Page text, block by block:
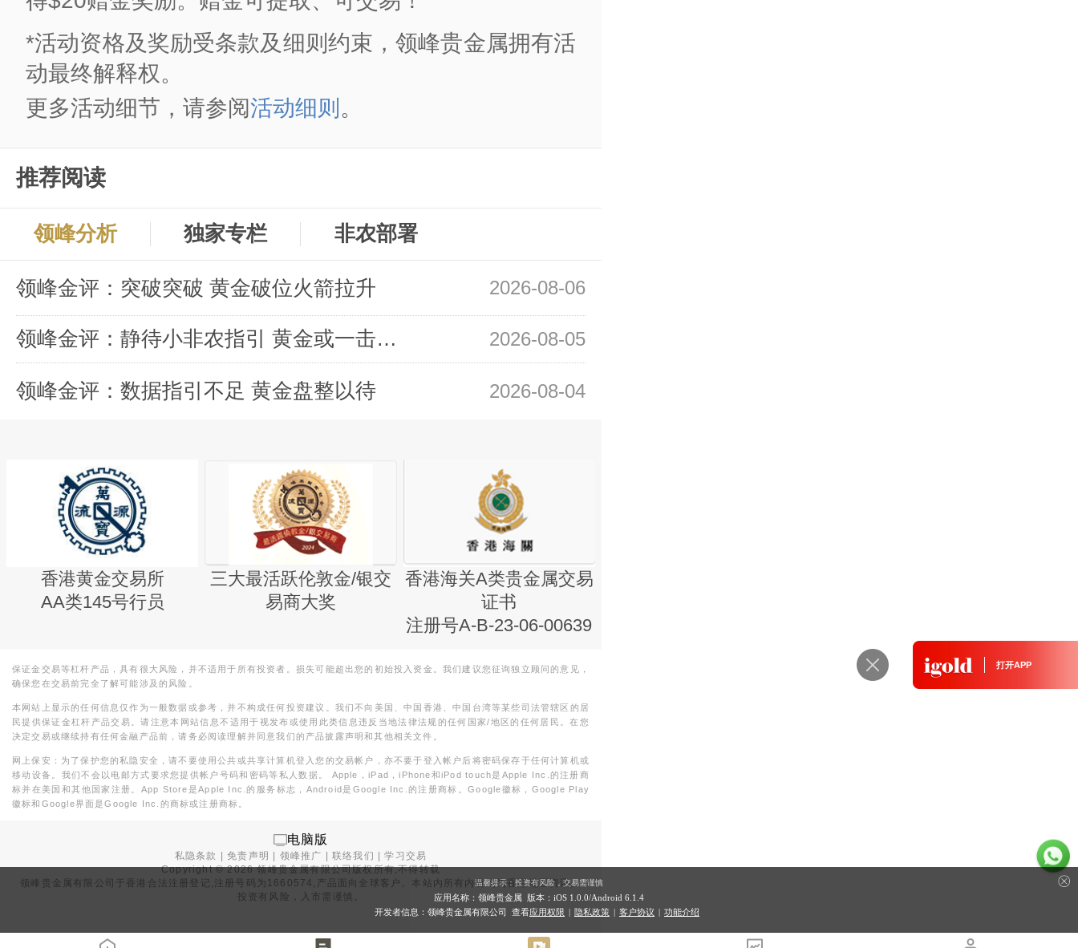
*活动资格及奖励受条款及细则约束，领峰贵金属拥有活
动最终解释权。
更多活动细节，请参阅活动细则 。
推荐阅读
领峰分析 独家专栏 非农部署
领峰金评：突破突破 黄金破位火箭拉升 2026-08-06
领峰金评：静待小非农指引 黄金或一击破局 2026-08-05
领峰金评：数据指引不足 黄金盘整以待 2026-08-04
香港黄金交易所
AA类145号行员
三大最活跃伦敦金/银交
易商大奖
香港海关A类贵金属交易
证书
注册号A-B-23-06-00639
保证金交易等杠杆产品，具有很大风险，并不适用于所有投资者。损失可能超出您的初始投入资金。我们建议您征询独立顾问的意见，
确保您在交易前完全了解可能涉及的风险。
本网站上显示的任何信息仅作为一般数据或参考，并不构成任何投资建议。我们不向美国、中国香港、中国台湾等某些司法管辖区的居
民提供保证金杠杆产品交易。请注意本网站信息不适用于视发布或使用此类信息违反当地法律法规的任何国家/地区的任何居民。在您
决定交易或继续持有任何金融产品前，请务必阅读理解并同意我们的产品披露声明和其他相关文件。
网上保安：为了保护您的私隐安全，请不要使用公共或共享计算机登入您的交易帐户，亦不要于登入帐户后将密码保存于任何计算机或
移动设备。我们不会以电邮方式要求您提供帐户号码和密码等私人数据。 Apple，iPad，iPhone和iPod touch是Apple Inc.的注册商
标并在美国和其他国家注册。App Store是Apple Inc.的服务标志，Android是Google Inc.的注册商标。Google徽标，Google Play
徽标和Google界面是Google Inc.的商标或注册商标。
电脑版
私隐条款 |免责声明 | 领峰推广 |联络我们 |学习交易
Copyright ©2026领峰贵金属有限公司版权所有,不得转载
领峰贵金属有限公司于 香港合法注册登记 ,注册号码为1660574,产品面向全球客户。本站内所有内容均为香港地区资讯。
投资有风险，入市需谨慎。
打开APP
温馨提示：投资有风险，交易需谨慎
应用名称：领峰贵金属 版本：iOS 1.0.0/Android 6.1.4
开发者信息：领峰贵金属有限公司 查看应用权限 | 隐私政策 | 客户协议 | 功能介绍